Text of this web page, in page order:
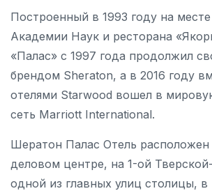
Построенный в 1993 году на
Академии Наук и ресторана
«Палас» с 1997 года продолжил
брендом Sheraton, а в 2016 году
отелями Starwood вошел в
сеть Marriott International.
Шератон Палас Отель
деловом центре, на 1-ой
одной из главных улиц столицы,